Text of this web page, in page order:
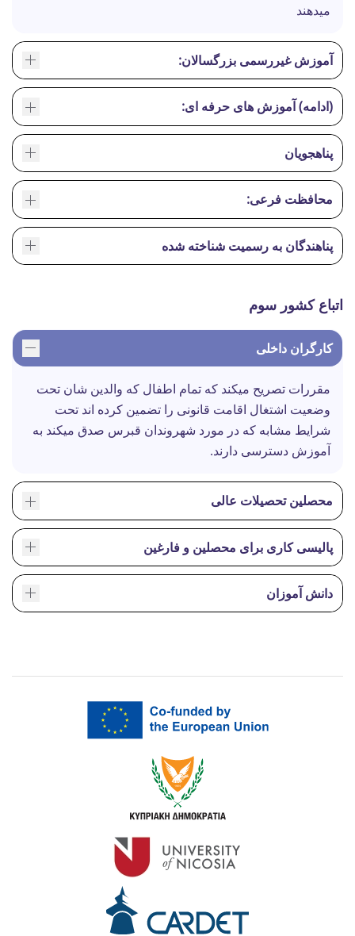
میدهند
آموزش غیررسمی بزرگسالان:
(ادامه) آموزش های حرفه ای:
پناهجویان
محافظت فرعی:
پناهندگان به رسمیت شناخته شده
اتباع کشور سوم
کارگران داخلی
مقررات تصریح میکند که تمام اطفال که والدین شان تحت
وضعیت اشتغال اقامت قانونی را تضمین کرده اند تحت
شرایط مشابه که در مورد شهروندان قبرس صدق میکند به
آموزش دسترسی دارند.
محصلین تحصیلات عالی
پالیسی کاری برای محصلین و فارغین
دانش آموزان